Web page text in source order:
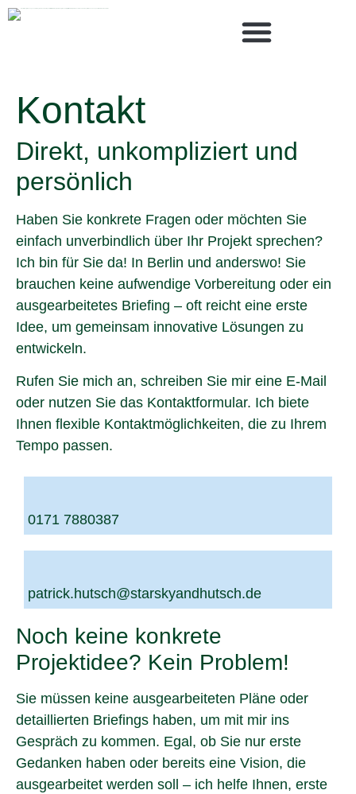
Kontakt
Direkt, unkompliziert und
persönlich
Haben Sie konkrete Fragen oder möchten Sie
einfach unverbindlich über Ihr Projekt sprechen?
Ich bin für Sie da! In Berlin und anderswo! Sie
brauchen keine aufwendige Vorbereitung oder ein
ausgearbeitetes Briefing – oft reicht eine erste
Idee, um gemeinsam innovative Lösungen zu
entwickeln.
Rufen Sie mich an, schreiben Sie mir eine E-Mail
oder nutzen Sie das Kontaktformular. Ich biete
Ihnen flexible Kontaktmöglichkeiten, die zu Ihrem
Tempo passen.
0171 7880387
patrick.hutsch@starskyandhutsch.de
Noch keine konkrete
Projektidee? Kein Problem!
Sie müssen keine ausgearbeiteten Pläne oder
detaillierten Briefings haben, um mit mir ins
Gespräch zu kommen. Egal, ob Sie nur erste
Gedanken haben oder bereits eine Vision, die
ausgearbeitet werden soll – ich helfe Ihnen, erste